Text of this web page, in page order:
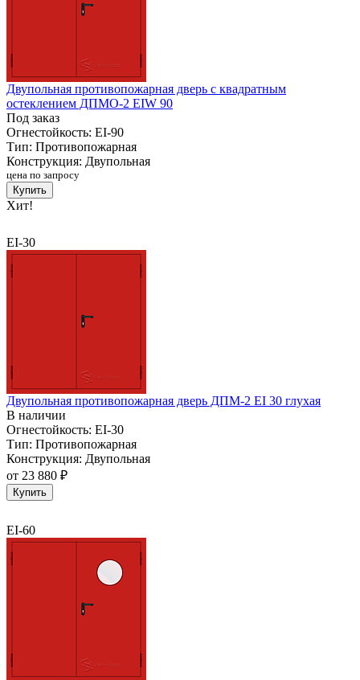
Двупольная противопожарная дверь с квадратным
остеклением ДПМО-2 EIW 90
Под заказ
Огнестойкость: EI-90
Тип: Противопожарная
Конструкция: Двупольная
цена по запросу
Купить
Хит!
EI-30
Двупольная противопожарная дверь ДПМ-2 EI 30 глухая
В наличии
Огнестойкость: EI-30
Тип: Противопожарная
Конструкция: Двупольная
от 23 880 ₽
Купить
EI-60